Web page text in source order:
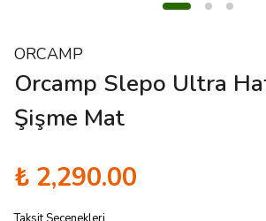
ORCAMP
Orcamp Slepo Ultra
Şişme Mat
₺ 2,290.00